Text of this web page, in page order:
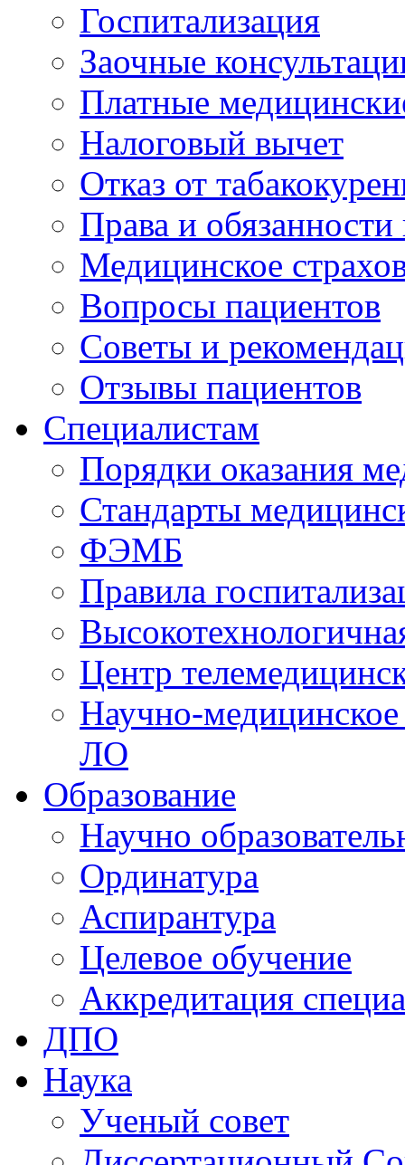
Госпитализация
Заочные
Платные
Налоговый вычет
Отказ от
Права и
Медицинское
Вопросы пациентов
Советы и
Отзывы пациентов
Специалистам
Порядки оказания
Стандарты
ФЭМБ
Правила
Центр
Научно-
ЛО
Образование
Научно
Ординатура
Аспирантура
Целевое обучение
Аккредитация
ДПО
Наука
Ученый совет